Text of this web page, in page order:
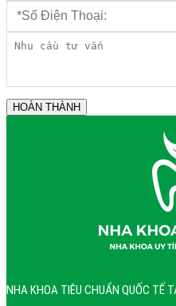
NHA KHOA TIÊU CHUẨN QUỐC TẾ